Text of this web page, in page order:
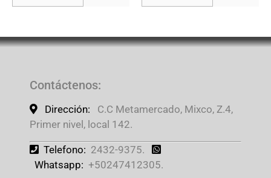
Contáctenos:
Dirección:
C.C Metamercado, Mixco, Z.4,
Primer nivel, local 142.
Telefono: 2432-9375.
Whatsapp: +50247412305.